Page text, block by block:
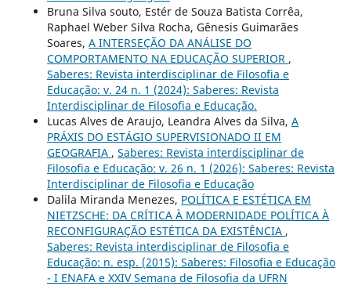
Bruna Silva souto, Estér de Souza Batista Corrêa,
Raphael Weber Silva Rocha, Gênesis Guimarães
Soares, A INTERSEÇÃO DA ANÁLISE DO
COMPORTAMENTO NA EDUCAÇÃO SUPERIOR ,
Saberes: Revista interdisciplinar de Filosofia e
Educação: v. 24 n. 1 (2024): Saberes: Revista
Interdisciplinar de Filosofia e Educação.
Lucas Alves de Araujo, Leandra Alves da Silva, A
PRÁXIS DO ESTÁGIO SUPERVISIONADO II EM
GEOGRAFIA , Saberes: Revista interdisciplinar de
Filosofia e Educação: v. 26 n. 1 (2026): Saberes: Revista
Interdisciplinar de Filosofia e Educação
Dalila Miranda Menezes, POLÍTICA E ESTÉTICA EM
NIETZSCHE: DA CRÍTICA À MODERNIDADE POLÍTICA À
RECONFIGURAÇÃO ESTÉTICA DA EXISTÊNCIA ,
Saberes: Revista interdisciplinar de Filosofia e
Educação: n. esp. (2015): Saberes: Filosofia e Educação
- I ENAFA e XXIV Semana de Filosofia da UFRN